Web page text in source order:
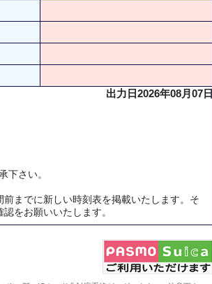
出力日2026年08月07日
さい。
までに新しい時刻表を掲載いたします。そ
をお願いいたします。